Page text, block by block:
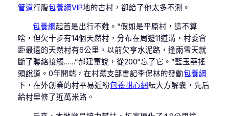
管道行腹包養網VIP地的古村，卻給了他太多不測。
包養網起首是出行不難。“假如是平原村，這不算
啥，但欠十步有14個天然村，分布在周邊11道溝，村委會
距最遠的天然村有6公里。以前欠亨水泥路，逢雨雪天就
斷了聯絡接觸……”郝建軍說，從200“忘了它。”藍玉華搖
頭說道。0年開端，在村黨支部書記李保林的發動包養網
下，在外創業的村平易近紛包養甜心網紜大方解囊，先后
給村里修了近萬米路。